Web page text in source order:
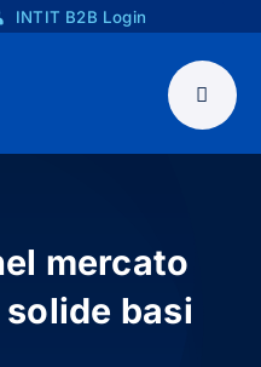
INTIT B2B Login
mercato
basi